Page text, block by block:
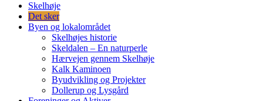
Skelhøje
Det sker
Byen og lokalområdet
Skelhøjes historie
Skeldalen – En naturperle
Hærvejen gennem Skelhøje
Kalk Kaminoen
Byudvikling og Projekter
Dollerup og Lysgård